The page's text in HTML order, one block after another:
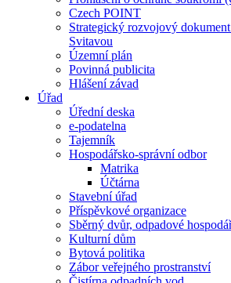
Czech POINT
Strategický rozvojový
Svitavou
Územní plán
Povinná publicita
Hlášení závad
Úřad
Úřední deska
e-podatelna
Tajemník
Hospodářsko-správní odbor
Matrika
Účtárna
Stavební úřad
Příspěvkové organizace
Sběrný dvůr, odpadové
Kulturní dům
Bytová politika
Zábor veřejného prostranství